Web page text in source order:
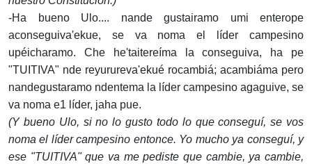
-Ha bueno Ulo.... nande gustairamo umi enterope
aconseguiva'ekue, se va noma el líder campesino
upéicharamo. Che he'taitereíma la conseguiva, ha pe
"TUITIVA" nde reyurureva'ekué rocambiá; acambiáma pero
nandegustaramo ndentema la líder campesino agaguive, se
va noma e1 líder, jaha pue.
(Y bueno Ulo, si no lo gusto todo lo que conseguí, se vos
noma el líder campesino entonce. Yo mucho ya conseguí, y
ese "TUITIVA" que va me pediste que cambie, ya cambie,